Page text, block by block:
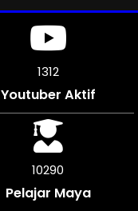
1312
Youtuber Aktif
10290
Pelajar Maya